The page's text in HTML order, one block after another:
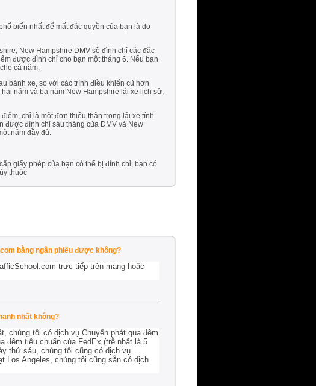
biến nhất để mất đặc quyền của bạn là do
New Hampshire DMV sẽ đình chỉ các đặc
được đình chỉ cho bạn một tháng 6. Nếu bạn
cả năm.
bánh xe, so với các trình điều khiển cũ hơn
năm và ba năm New Hampshire lái xe lịch sử,
chỉ là một đơn thiếu thận trọng lái xe tính
được đình chỉ sáu tháng của DMV và New
năm đầy đủ.
giấy phép của bạn có thể bị đình chỉ, bạn có
thuộc
bằng ngân phiếu được không?
trực tiếp trên mạng hoặc
nhất không?
chúng tôi có dịch vụ Chuyển phát qua đêm
đêm tiêu chuẩn của FedEx (trễ nhất là 5
thứ sáu, chúng tôi cũng có dịch vụ
Angeles, chúng tôi cũng sẵn có dịch